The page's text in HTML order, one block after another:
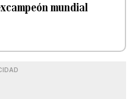
mundial